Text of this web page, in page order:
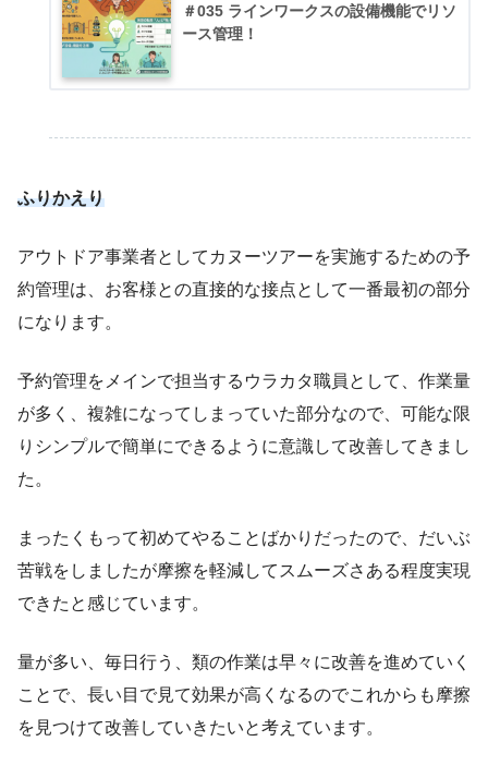
＃035 ラインワークスの設備機能でリソ
ース管理！
ふりかえり
アウトドア事業者としてカヌーツアーを実施するための予
約管理は、お客様との直接的な接点として一番最初の部分
になります。
予約管理をメインで担当するウラカタ職員として、作業量
が多く、複雑になってしまっていた部分なので、可能な限
りシンプルで簡単にできるように意識して改善してきまし
た。
まったくもって初めてやることばかりだったので、だいぶ
苦戦をしましたが摩擦を軽減してスムーズさある程度実現
できたと感じています。
量が多い、毎日行う、類の作業は早々に改善を進めていく
ことで、長い目で見て効果が高くなるのでこれからも摩擦
を見つけて改善していきたいと考えています。